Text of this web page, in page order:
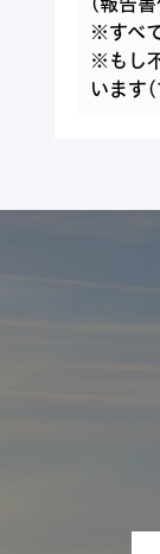
(報告書
※すべ
※もし
います